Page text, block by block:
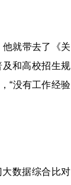
就带去了《关
和高校招生规
“没有工作经验
数据综合比对